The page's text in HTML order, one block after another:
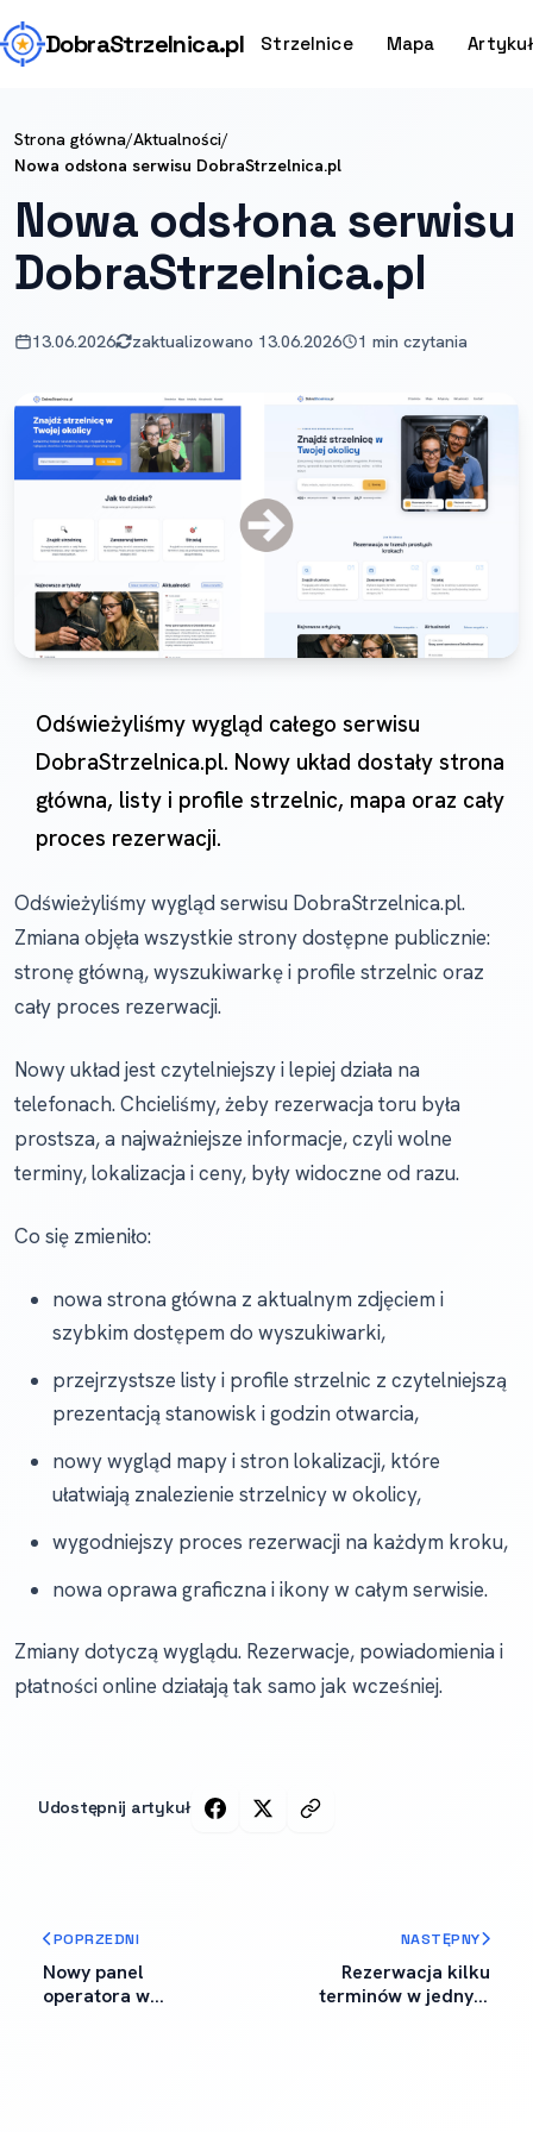
DobraStrzelnica.pl Strzelnice Mapa
Strona główna/Aktualności/
Nowa odsłona serwisu DobraStrzelnica.pl
Nowa odsłona serwisu
DobraStrzelnica.pl
13.06.2026 zaktualizowano 13.06.2026 1 min czytania
Odświeżyliśmy wygląd całego serwisu
DobraStrzelnica.pl. Nowy układ dostały strona
główna, listy i profile strzelnic, mapa oraz cały
proces rezerwacji.
Odświeżyliśmy wygląd serwisu DobraStrzelnica.pl.
Zmiana objęła wszystkie strony dostępne publicznie:
stronę główną, wyszukiwarkę i profile strzelnic oraz
cały proces rezerwacji.
Nowy układ jest czytelniejszy i lepiej działa na
telefonach. Chcieliśmy, żeby rezerwacja toru była
prostsza, a najważniejsze informacje, czyli wolne
terminy, lokalizacja i ceny, były widoczne od razu.
Co się zmieniło:
nowa strona główna z aktualnym zdjęciem i
szybkim dostępem do wyszukiwarki,
przejrzystsze listy i profile strzelnic z czytelniejszą
prezentacją stanowisk i godzin otwarcia,
nowy wygląd mapy i stron lokalizacji, które
ułatwiają znalezienie strzelnicy w okolicy,
wygodniejszy proces rezerwacji na każdym kroku,
nowa oprawa graficzna i ikony w całym serwisie.
Zmiany dotyczą wyglądu. Rezerwacje, powiadomienia i
płatności online działają tak samo jak wcześniej.
Udostępnij artykuł
POPRZEDNI
Nowy panel
operatora w
NASTĘPNY
Rezerwacja kilku
terminów w jednym